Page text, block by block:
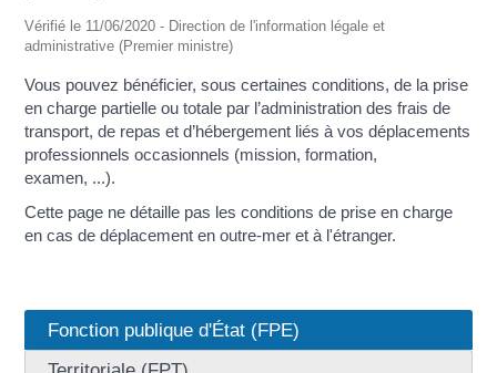
Vérifié le 11/06/2020 - Direction de l'information légale et
administrative (Premier ministre)
Vous pouvez bénéficier, sous certaines conditions, de la prise
en charge partielle ou totale par l’administration des frais de
transport, de repas et d’hébergement liés à vos déplacements
professionnels occasionnels (mission, formation,
examen, ...).
Cette page ne détaille pas les conditions de prise en charge
en cas de déplacement en outre-mer et à l'étranger.
Fonction publique d'État (FPE)